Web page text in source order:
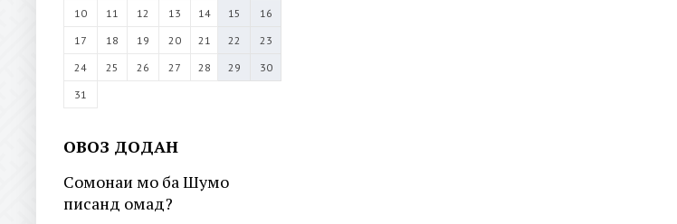
10
11 12 13 14 15
16
17
18 19 20 21 22
23
24
25 26 27 28 29
30
31
ОВОЗ ДОДАН
Сомонаи мо ба Шумо
писанд омад?